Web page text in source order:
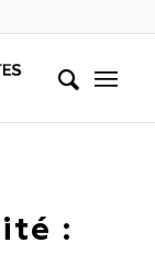
: